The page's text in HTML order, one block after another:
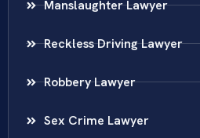
Manslaughter Lawyer
Reckless Driving Lawyer
Robbery Lawyer
Sex Crime Lawyer